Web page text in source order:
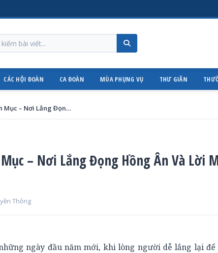
CÁC HỘI ĐOÀN CA ĐOÀN MÙA PHỤNG VỤ THƯ GIÃN
Nhà Tĩnh Dưỡng Linh Mục – Nơi Lắng Đọng Hồng Ân Và Lời Mời Gọi Hiệp Thông
– Nơi Lắng Đọng Hồng Ân Và Lời
Thông
ngày đầu năm mới, khi lòng người dễ lắng lại